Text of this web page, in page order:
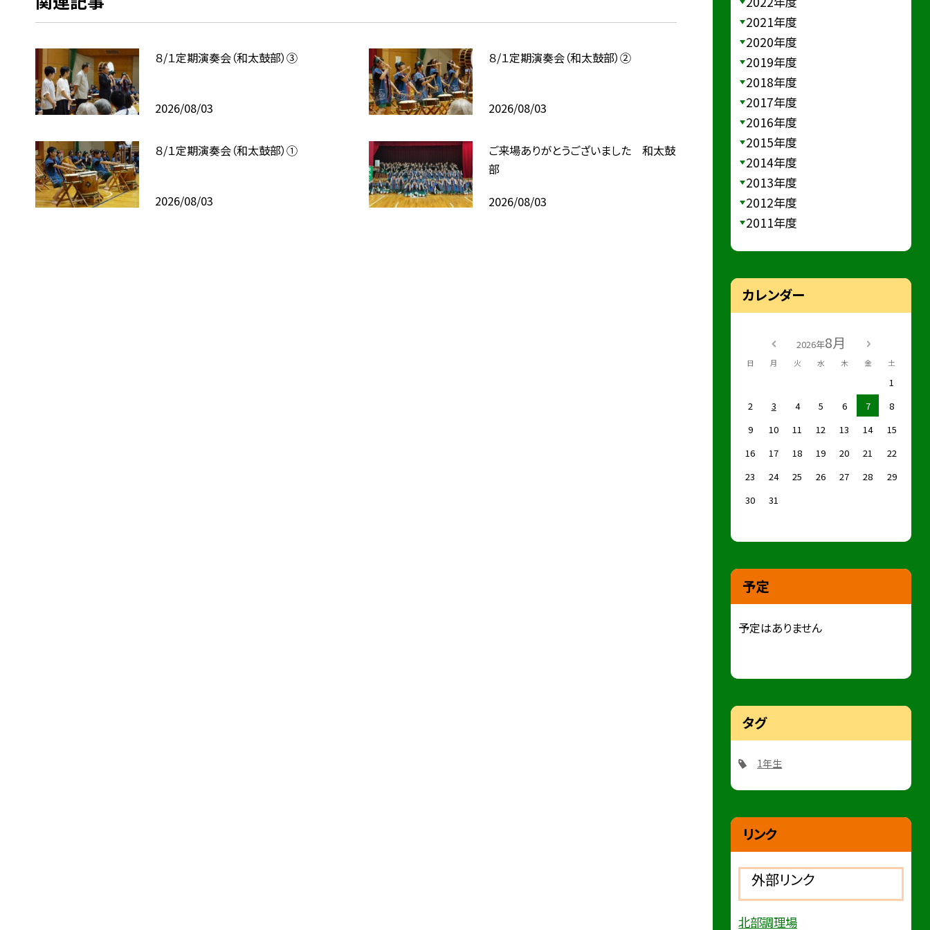
８/１定期演奏会（和太鼓部）③
2026/08/03
８/１定期演奏会（和太鼓部）②
2026/08/03
８/１定期演奏会（和太鼓部）①
2026/08/03
ご来場ありがとうございました 和太鼓
部
2026/08/03
2021年度
2020年度
2019年度
2018年度
2017年度
2016年度
2015年度
2014年度
2013年度
2012年度
2011年度
カレンダー
2026年8月
日 月 火 水 木 金 土
1
2
3 4 5 6 7
8
9
10 11 12 13 14
15
16
17 18 19 20 21
22
23
24 25 26 27 28
29
30
31
予定
予定はありません
タグ
1年生
リンク
外部リンク
北部調理場